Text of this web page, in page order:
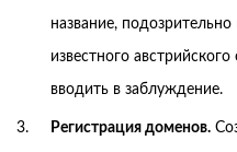
название,
известного
вводить в заблуждение.
Регистрация доменов.